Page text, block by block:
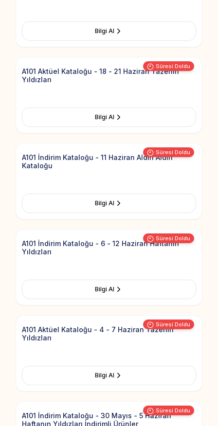
Bilgi Al
Süresi Doldu
Add to
A101 Aktüel Kataloğu - 18 - 21 Haziran Tazenin
Yıldızları
Bilgi Al
Süresi Doldu
Add to
A101 İndirim Kataloğu - 11 Haziran Aldın Aldın
Kataloğu
Bilgi Al
Süresi Doldu
Add to
A101 İndirim Kataloğu - 6 - 12 Haziran Haftanın
Yıldızları
Bilgi Al
Süresi Doldu
Add to
A101 Aktüel Kataloğu - 4 - 7 Haziran Tazenin
Yıldızları
Bilgi Al
Süresi Doldu
Add to
A101 İndirim Kataloğu - 30 Mayıs - 5 Haziran
Haftanın Yıldızları İndirimli Ürünler